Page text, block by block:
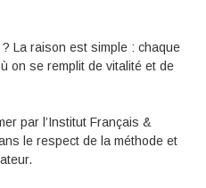
La raison est simple : chaque
on se remplit de vitalité et de
par l’Institut Français &
le respect de la méthode et